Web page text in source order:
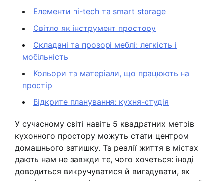
Елементи hi-tech та smart storage
Світло як інструмент простору
Складані та прозорі меблі: легкість і
мобільність
Кольори та матеріали, що працюють на
простір
Відкрите планування: кухня-студія
У сучасному світі навіть 5 квадратних метрів
кухонного простору можуть стати центром
домашнього затишку. Та реалії життя в містах
дають нам не завжди те, чого хочеться: іноді
доводиться викручуватися й вигадувати, як